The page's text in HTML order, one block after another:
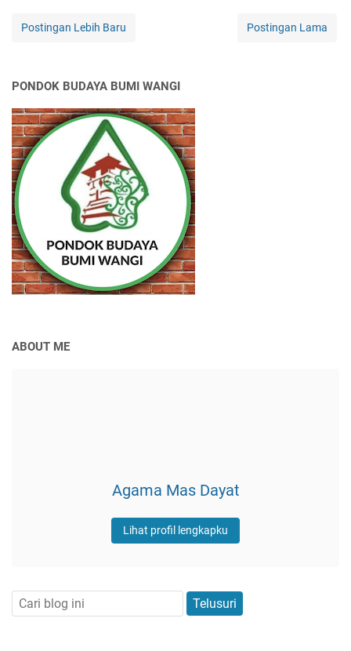
Postingan Lebih Baru Postingan Lama
PONDOK BUDAYA BUMI WANGI
ABOUT ME
Agama Mas Dayat
Lihat profil lengkapku